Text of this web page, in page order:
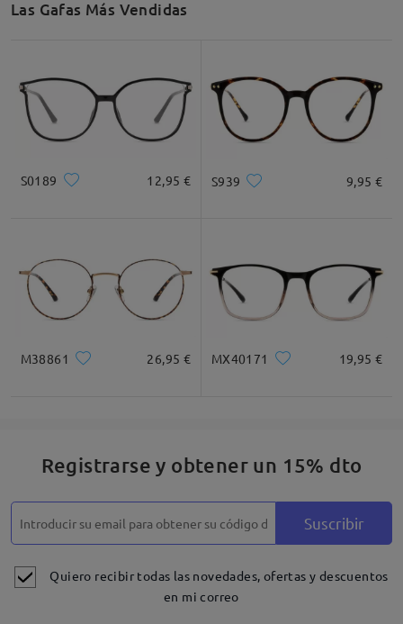
Las Gafas Más Vendidas
S0189 12,95 € S939 9,95 €
M38861 26,95 € MX40171 19,95 €
Registrarse y obtener un 15% dto
Suscribir
Quiero recibir todas las novedades, ofertas y descuentos
en mi correo